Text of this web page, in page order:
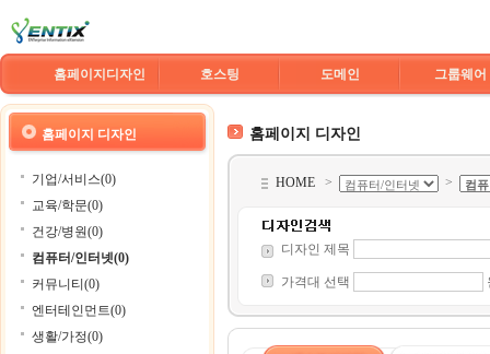
홈페이지디자인 호스팅 도메인 그룹웨어
홈페이지 디자인
기업/서비스(0)
교육/학문(0)
건강/병원(0)
컴퓨터/인터넷(0)
커뮤니티(0)
엔터테인먼트(0)
생활/가정(0)
홈페이지 디자인
HOME > >
디자인 제목
가격대 선택